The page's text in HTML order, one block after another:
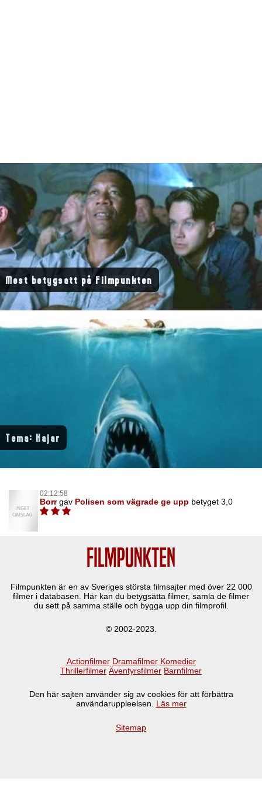
Mest betygsatt på Filmpunkten
Tema: Hajar
02:12:58
Borrgav Polisen som vägrade ge upp betyget 3,0
Filmpunkten är en av Sveriges största filmsajter med över 22 000
filmer i databasen. Här kan du betygsätta filmer, samla de filmer
du sett på samma ställe och bygga upp din filmprofil.
© 2002-2023.
Actionfilmer Dramafilmer Komedier
Thrillerfilmer Äventyrsfilmer Barnfilmer
Den här sajten använder sig av cookies för att förbättra
användaruppleelsen. Läs mer
Sitemap